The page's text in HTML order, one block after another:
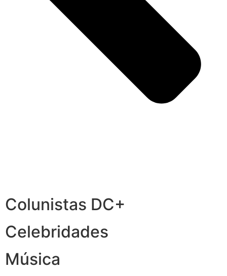
Colunistas DC+
Celebridades
Música